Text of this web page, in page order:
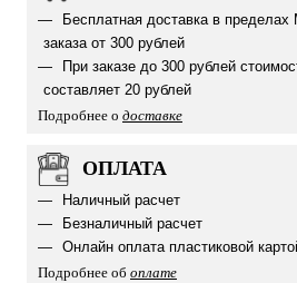
Бесплатная доставка в
заказа от 300 рублей
При заказе до 300 рублей
составляет 20 рублей
Подробнее о доставке
ОПЛАТА
Наличный расчет
Безналичный расчет
Онлайн оплата пластиковой
Подробнее об оплате